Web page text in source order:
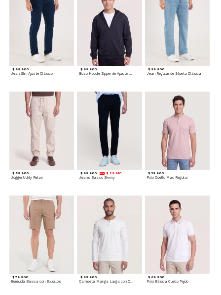
$ 99.900
Jean Slim Ajuste Clásico
$ 99.900
Buzo Hoodie Zipper de Ajuste Cómodo
$ 99.900
Jean Regular de Silueta Clásica
$ 89.900
Jogger Utility Relax
$ 99.900 $ 89.910
Jeans Básico Skinny
$ 59.900
Polo Cuello Mao Regular
$ 79.900
Bermuda Básica con Bolsillos
$ 69.900 $ 69.900
Polo Básica Cuello Tejido